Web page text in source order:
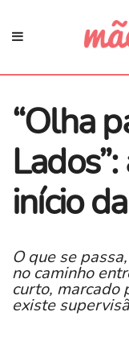
“Olha
início
O que se
no caminho
curto, marcado
existe